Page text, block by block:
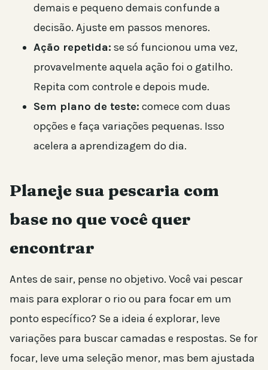
demais e pequeno demais confunde a
decisão. Ajuste em passos menores.
Ação repetida: se só funcionou uma vez,
provavelmente aquela ação foi o gatilho.
Repita com controle e depois mude.
Sem plano de teste: comece com duas
opções e faça variações pequenas. Isso
acelera a aprendizagem do dia.
Planeje sua pescaria com
base no que você quer
encontrar
Antes de sair, pense no objetivo. Você vai pescar
mais para explorar o rio ou para focar em um
ponto específico? Se a ideia é explorar, leve
variações para buscar camadas e respostas. Se for
focar, leve uma seleção menor, mas bem ajustada